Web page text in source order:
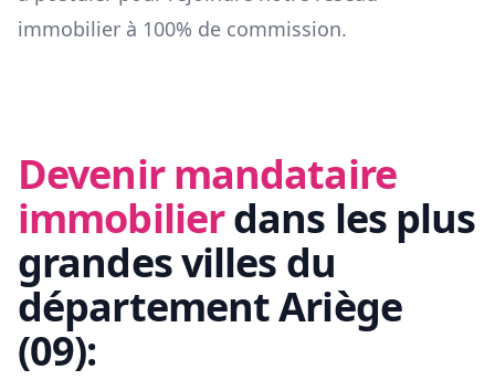
immobilier à 100% de commission.
Devenir mandataire
immobilierdans les plus
grandes villes du
départementAriège
(09):